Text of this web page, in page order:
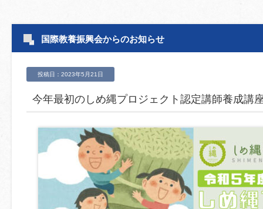
国際教養振興会からのお知らせ
投稿日：2023年5月21日
今年最初のしめ縄プロジェクト認定講師養成講